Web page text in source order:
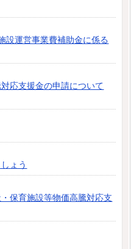
設運営事業費補助金に係る
応支援金の申請について
ょう
保育施設等物価高騰対応支